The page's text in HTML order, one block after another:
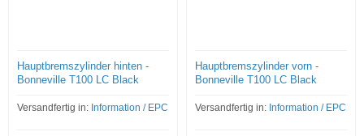
Hauptbremszylinder hinten -
Bonneville T100 LC Black
Versandfertig in: Information / EPC
Hauptbremszylinder vorn -
Bonneville T100 LC Black
Versandfertig in: Information / EPC